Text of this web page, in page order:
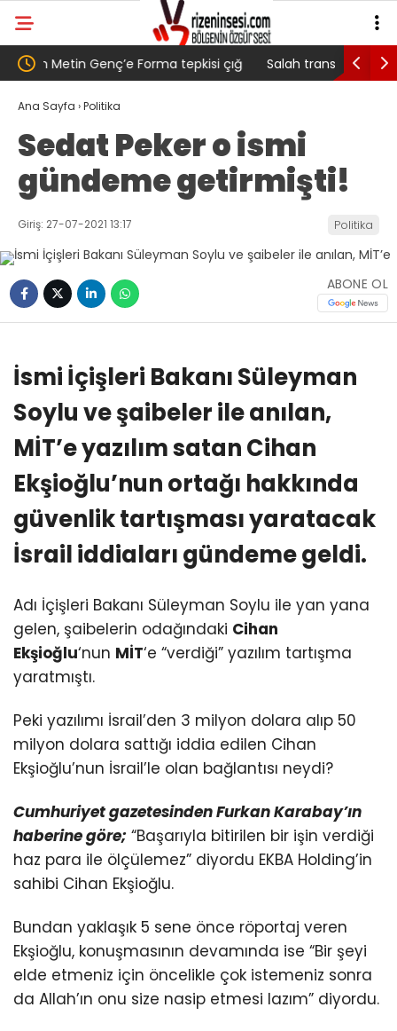
Salah transferi sonrası 6661 forma alan
belediye başkanına ‘Kimin parasıyla’ sorusu
Pazarlı
Ana Sayfa ›Politika
Sedat Peker o ismi
gündeme getirmişti!
Giriş: 27-07-2021 13:17 Politika
ABONE OL
İsmi İçişleri Bakanı Süleyman
Soylu ve şaibeler ile anılan,
MİT’e yazılım satan Cihan
Ekşioğlu’nun ortağı hakkında
güvenlik tartışması yaratacak
İsrail iddiaları gündeme geldi.
Adı İçişleri Bakanı Süleyman Soylu ile yan yana
gelen, şaibelerin odağındaki Cihan
Ekşioğlu‘nun MİT‘e “verdiği” yazılım tartışma
yaratmıştı.
Peki yazılımı İsrail’den 3 milyon dolara alıp 50
milyon dolara sattığı iddia edilen Cihan
Ekşioğlu’nun İsrail’le olan bağlantısı neydi?
Cumhuriyet gazetesinden Furkan Karabay’ın
haberine göre; “Başarıyla bitirilen bir işin verdiği
haz para ile ölçülemez” diyordu EKBA Holding’in
sahibi Cihan Ekşioğlu.
Bundan yaklaşık 5 sene önce röportaj veren
Ekşioğlu, konuşmasının devamında ise “Bir şeyi
elde etmeniz için öncelikle çok istemeniz sonra
da Allah’ın onu size nasip etmesi lazım” diyordu.